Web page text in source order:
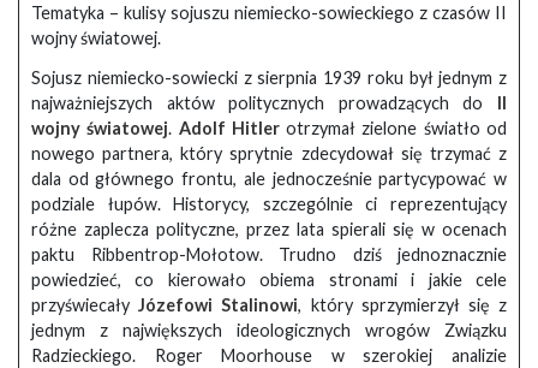
Tematyka – kulisy sojuszu niemiecko-sowieckiego z czasów II
wojny światowej.
Sojusz niemiecko-sowiecki z sierpnia 1939 roku był jednym z
najważniejszych aktów politycznych prowadzących do II
wojny światowej. Adolf Hitlerotrzymał zielone światło od
nowego partnera, który sprytnie zdecydował się trzymać z
dala od głównego frontu, ale jednocześnie partycypować w
podziale łupów. Historycy, szczególnie ci reprezentujący
różne zaplecza polityczne, przez lata spierali się w ocenach
paktu Ribbentrop-Mołotow. Trudno dziś jednoznacznie
powiedzieć, co kierowało obiema stronami i jakie cele
przyświecałyJózefowi Stalinowi, który sprzymierzył się z
jednym z największych ideologicznych wrogów Związku
Radzieckiego. Roger Moorhouse w szerokiej analizie